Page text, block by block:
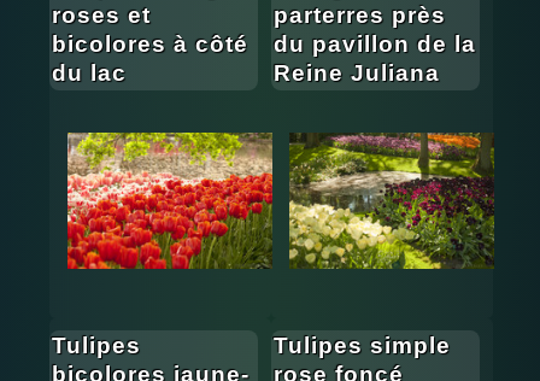
roses et
bicolores à côté
du lac
parterres près
du pavillon de la
Reine Juliana
Tulipes
bicolores jaune-
Tulipes simple
rose foncé